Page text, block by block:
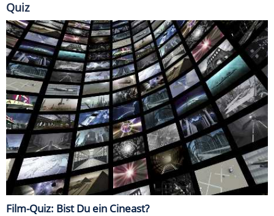
Quiz
Film-Quiz: Bist Du ein Cineast?